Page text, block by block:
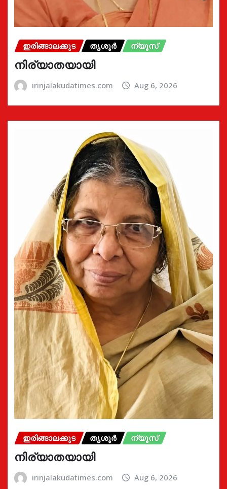
ഇരിങ്ങാലക്കുട തൃശൂർ ന്യൂസ്
നിര്യാതയായി
irinjalakudatimes.com Aug 6, 2026
ഇരിങ്ങാലക്കുട തൃശൂർ ന്യൂസ്
നിര്യാതയായി
irinjalakudatimes.com Aug 6, 2026